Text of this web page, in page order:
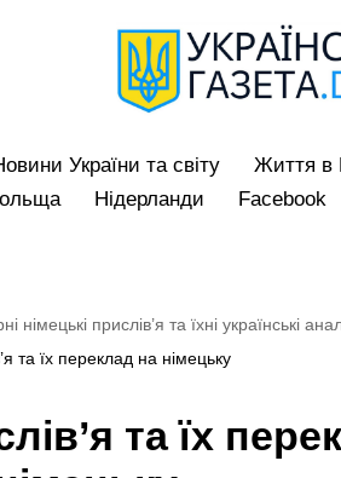
України та світу Життя в
Нідерланди Facebook
німецькі прислів’я та їхні українські
та їх переклад на німецьку
та їх